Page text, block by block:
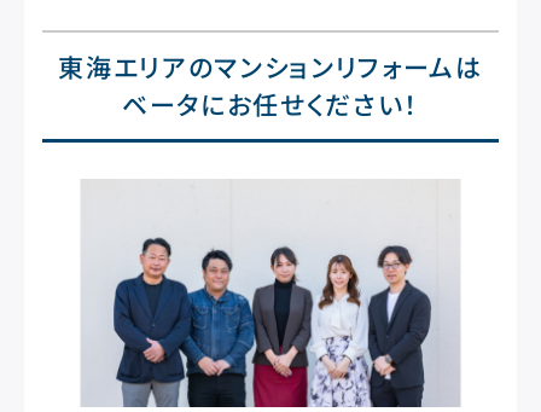
東海エリアのマンションリフォームは
ベータにお任せください！